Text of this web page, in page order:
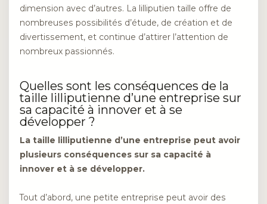
dimension avec d’autres. La lilliputien taille offre de
nombreuses possibilités d’étude, de création et de
divertissement, et continue d’attirer l’attention de
nombreux passionnés.
Quelles sont les conséquences de la
taille lilliputienne d’une entreprise sur
sa capacité à innover et à se
développer ?
La taille lilliputienne d’une entreprise peut avoir
plusieurs conséquences sur sa capacité à
innover et à se développer.
Tout d’abord, une petite entreprise peut avoir des